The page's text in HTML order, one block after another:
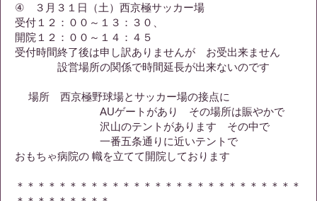
④ ３月３１日（土）西京極サッカー場
受付１２：００～１３：３０、
開院１２：００～１４：４５
受付時間終了後は申し訳ありませんが お受出来ません
設営場所の関係で時間延長が出来ないのです
場所 西京極野球場とサッカー場の接点に
AUゲートがあり その場所は賑やかで
沢山のテントがあります その中で
一番五条通りに近いテントで
おもちゃ病院の 幟を立てて開院しております
＊＊＊＊＊＊＊＊＊＊＊＊＊＊＊＊＊＊＊＊＊＊＊＊＊＊＊